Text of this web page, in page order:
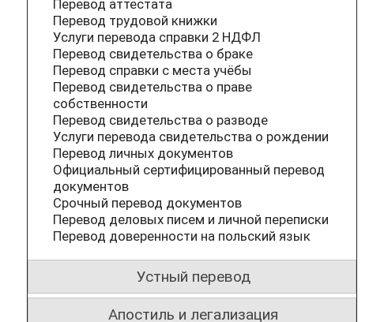
Перевод аттестата
Перевод трудовой книжки
Услуги перевода справки 2 НДФЛ
Перевод свидетельства о браке
Перевод справки с места учёбы
Перевод свидетельства о праве
собственности
Перевод свидетельства о разводе
Услуги перевода свидетельства о рождении
Перевод личных документов
Официальный сертифицированный перевод
документов
Срочный перевод документов
Перевод деловых писем и личной переписки
Перевод доверенности на польский язык
Устный перевод
Апостиль и легализация